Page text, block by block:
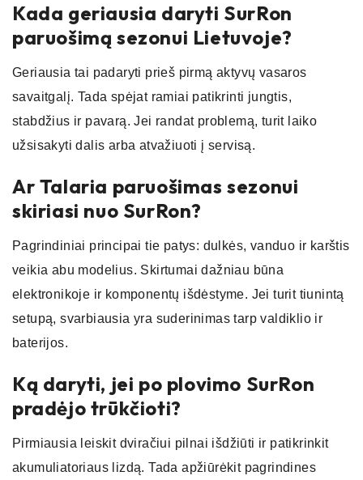
Kada geriausia daryti SurRon
paruošimą sezonui Lietuvoje?
Geriausia tai padaryti prieš pirmą aktyvų vasaros
savaitgalį. Tada spėjat ramiai patikrinti jungtis,
stabdžius ir pavarą. Jei randat problemą, turit laiko
užsisakyti dalis arba atvažiuoti į servisą.
Ar Talaria paruošimas sezonui
skiriasi nuo SurRon?
Pagrindiniai principai tie patys: dulkės, vanduo ir karštis
veikia abu modelius. Skirtumai dažniau būna
elektronikoje ir komponentų išdėstyme. Jei turit tiunintą
setupą, svarbiausia yra suderinimas tarp valdiklio ir
baterijos.
Ką daryti, jei po plovimo SurRon
pradėjo trūkčioti?
Pirmiausia leiskit dviračiui pilnai išdžiūti ir patikrinkit
akumuliatoriaus lizdą. Tada apžiūrėkit pagrindines